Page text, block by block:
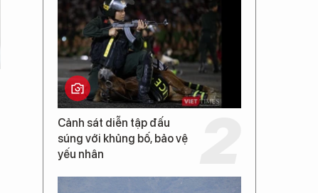
Cảnh sát diễn tập đấu
súng với khủng bố, bảo vệ
yếu nhân